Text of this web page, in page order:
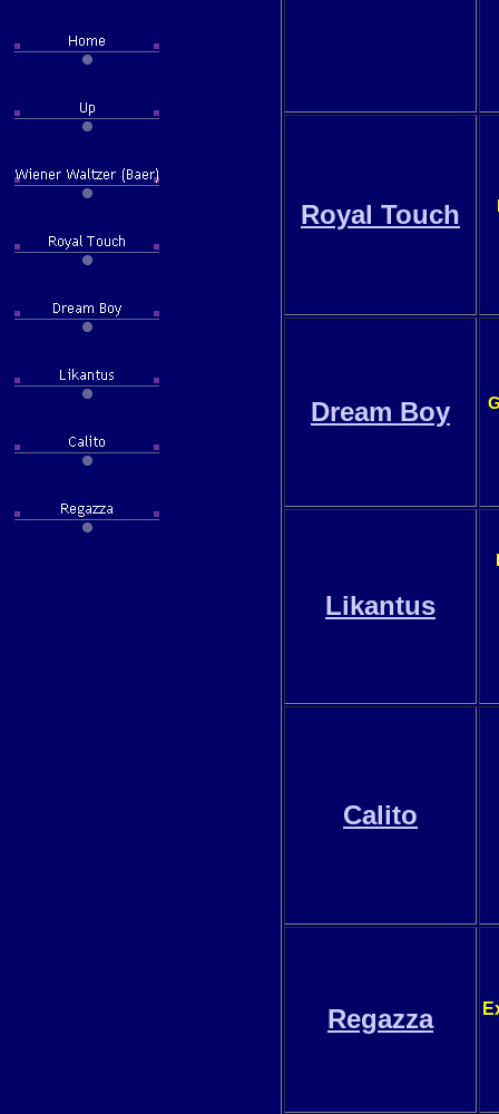
Royal Touch
Dream Boy
Likantus
Calito
Regazza